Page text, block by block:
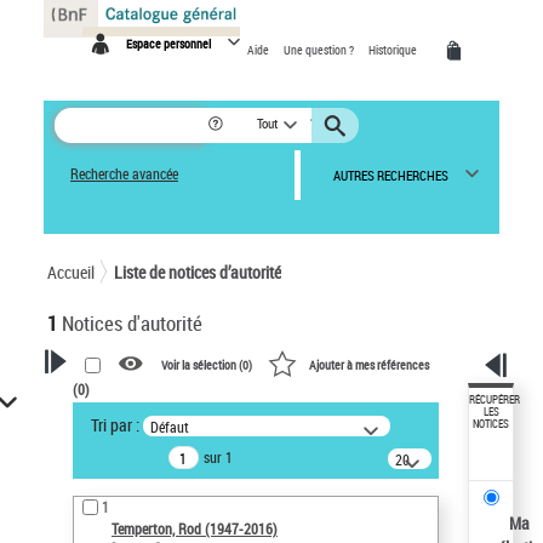
Espace personnel Aide Une question ? Historique
Tout
Recherche avancée AUTRES RECHERCHES
Accueil Liste de notices d’autorité
1 Notices d'autorité
VOTRE RECHERCHE
Recherche avancée dans les
notices d’autorité
Œuvres liées à l'auteur :
Temperton, Rod (1947-2016)
Voir la sélection (0) Ajouter à mes références
(0)
Tri par : Défaut
sur 1
20
résultats/page
1
Temperton, Rod (1947-2016)
RÉCUPÉRER
LES
NOTICES
Ma
Panneau de gestion des cookies